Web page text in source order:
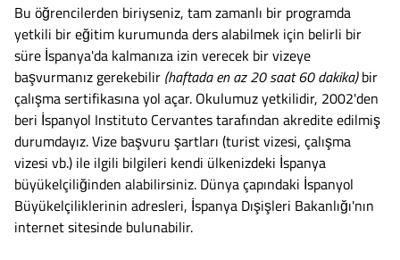
Bu öğrencilerden biriyseniz, tam zamanlı bir programda
yetkili bir eğitim kurumunda ders alabilmek için belirli bir
süre İspanya'da kalmanıza izin verecek bir vizeye
başvurmanız gerekebilir (haftada en az 20 saat 60 dakika)bir
çalışma sertifikasına yol açar. Okulumuz yetkilidir, 2002'den
beri İspanyol Instituto Cervantes tarafından akredite edilmiş
durumdayız. Vize başvuru şartları (turist vizesi, çalışma
vizesi vb.) ile ilgili bilgileri kendi ülkenizdeki İspanya
büyükelçiliğinden alabilirsiniz. Dünya çapındaki İspanyol
Büyükelçiliklerinin adresleri, İspanya Dışişleri Bakanlığı'nın
internet sitesinde bulunabilir.